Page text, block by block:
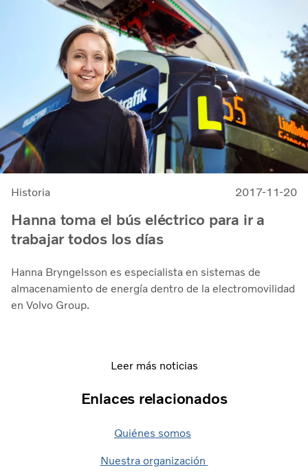
Historia 2017-11-20
Hanna toma el bús eléctrico para ir a
trabajar todos los días
Hanna Bryngelsson es especialista en sistemas de
almacenamiento de energía dentro de la electromovilidad
en Volvo Group.
Leer más noticias
Enlaces relacionados
Quiénes somos
Nuestra organización